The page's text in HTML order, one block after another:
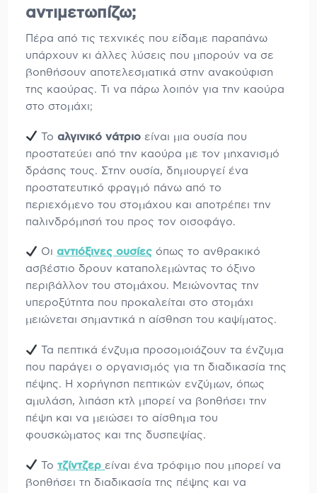
αντιμετωπίζω;
Πέρα από τις τεχνικές που είδαμε παραπάνω
υπάρχουν κι άλλες λύσεις που μπορούν να σε
βοηθήσουν αποτελεσματικά στην ανακούφιση
της καούρας. Τι να πάρω λοιπόν για την καούρα
στο στομάχι;
Τοαλγινικό νάτριο είναι μια ουσία που
προστατεύει από την καούρα με τον μηχανισμό
δράσης τους. Στην ουσία, δημιουργεί ένα
προστατευτικό φραγμό πάνω από το
περιεχόμενο του στομάχου και αποτρέπει την
παλινδρόμησή του προς τον οισοφάγο.
Οιαντιόξινες ουσίες όπως το ανθρακικό
ασβέστιο δρουν καταπολεμώντας το όξινο
περιβάλλον του στομάχου. Μειώνοντας την
υπεροξύτητα που προκαλείται στο στομάχι
μειώνεται σημαντικά η αίσθηση του καψίματος.
Τα πεπτικά ένζυμα προσομοιάζουν τα ένζυμα
που παράγει ο οργανισμός για τη διαδικασία της
πέψης. Η χορήγηση πεπτικών ενζύμων, όπως
αμυλάση, λιπάση κτλ μπορεί να βοηθήσει την
πέψη και να μειώσει το αίσθημα του
φουσκώματος και της δυσπεψίας.
Τοτζίντζερ είναι ένα τρόφιμο που μπορεί να
βοηθήσει τη διαδικασία της πέψης και να